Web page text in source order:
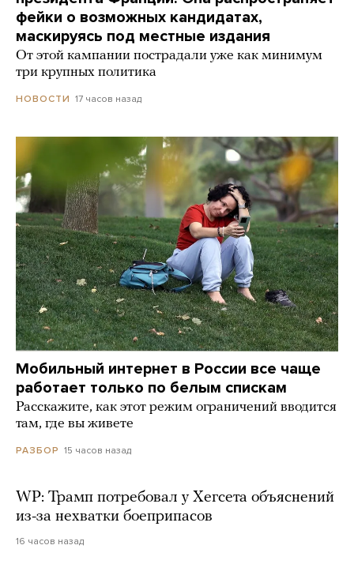
фейки о возможных кандидатах,
маскируясь под местные издания
От этой кампании пострадали уже как минимум
три крупных политика
НОВОСТИ 17 часов назад
Мобильный интернет в России все чаще
работает только по белым спискам
Расскажите, как этот режим ограничений вводится
там, где вы живете
РАЗБОР 15 часов назад
WP: Трамп потребовал у Хегсета объяснений
из-за нехватки боеприпасов
16 часов назад